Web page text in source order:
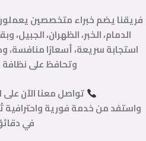
فريقنا يضم خبراء متخصصين
الدمام، الخبر، الظهران،
استجابة سريعة، أسعارًا منافسة،
وتحافظ على
تواصل معنا الآن على
واستفد من خدمة فورية واحترافية
في